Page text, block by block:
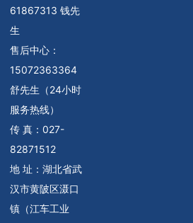
61867313 钱先
生
售后中心：
15072363364
舒先生（24小时
服务热线）
传 真：027-
82871512
地 址：湖北省武
汉市黄陂区滠口
镇（江车工业